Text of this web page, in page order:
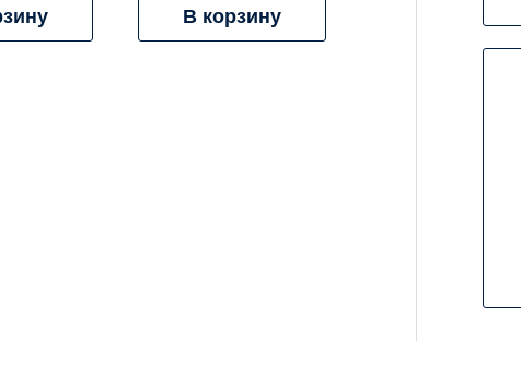
В корзину